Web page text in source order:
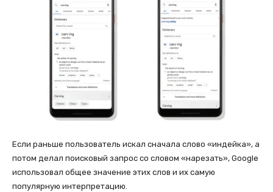
Если раньше пользователь искал сначала слово «индейка», а
потом делал поисковый запрос со словом «нарезать», Google
использовал общее значение этих слов и их самую
популярную интерпретацию.